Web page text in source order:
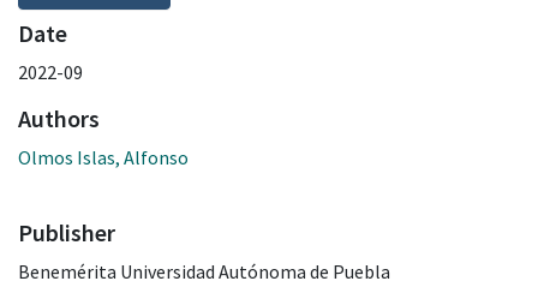
Date
2022-09
Authors
Olmos Islas, Alfonso
Publisher
Benemérita Universidad Autónoma de Puebla